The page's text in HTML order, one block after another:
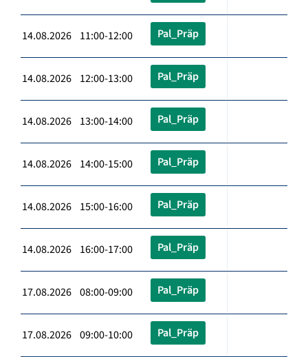
14.08.2026 11:00-12:00 Pal_Präp
14.08.2026 12:00-13:00 Pal_Präp
14.08.2026 13:00-14:00 Pal_Präp
14.08.2026 14:00-15:00 Pal_Präp
14.08.2026 15:00-16:00 Pal_Präp
14.08.2026 16:00-17:00 Pal_Präp
17.08.2026 08:00-09:00 Pal_Präp
17.08.2026 09:00-10:00 Pal_Präp